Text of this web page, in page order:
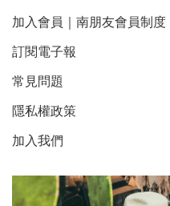
加入會員｜南朋友會員制度
訂閱電子報
常見問題
隱私權政策
加入我們